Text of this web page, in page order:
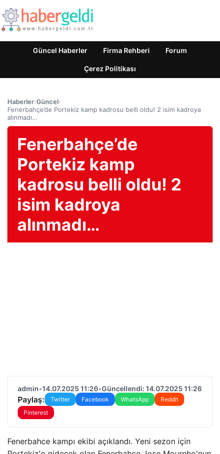
Güncel Haberler Firma Rehberi Forum
Çerez Politikası
Haberler›Güncel›
Fenerbahçe’de Portekiz kamp kadrosu belli oldu! 2 isim kadroya
alınmadı…
Fenerbahçe’de
Portekiz kamp
kadrosu belli oldu! 2
isim kadroya
alınmadı…
admin•14.07.2025 11:26•Güncellendi: 14.07.2025 11:26
Paylaş: Twitter Facebook WhatsApp
Reddit
Pinterest
Fenerbahce kampı ekibi açıklandı. Yeni sezon için